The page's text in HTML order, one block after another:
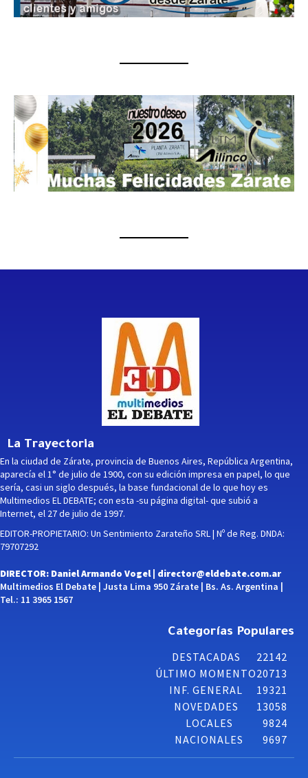
La Trayectoria
En la ciudad de Zárate, provincia de Buenos Aires, República Argentina,
aparecía el 1° de julio de 1900, con su edición impresa en papel, lo que
sería, casi un siglo después, la base fundacional de lo que hoy es
Multimedios EL DEBATE; con esta -su página digital- que subió a
Internet, el 27 de julio de 1997.
EDITOR-PROPIETARIO: Un Sentimiento Zarateño SRL | Nº de Reg. DNDA:
79707292
DIRECTOR: Daniel Armando Vogel | director@eldebate.com.ar
Multimedios El Debate | Justa Lima 950 Zárate | Bs. As. Argentina |
Tel.: 11 3965 1567
Categorías Populares
DESTACADAS
22142
ÚLTIMO MOMENTO20713
INF. GENERAL
19321
NOVEDADES
13058
LOCALES
9824
NACIONALES
9697